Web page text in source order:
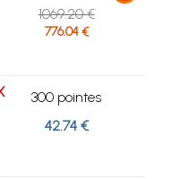
1069.20 €
776.04 €
300 pointes
42.74 €